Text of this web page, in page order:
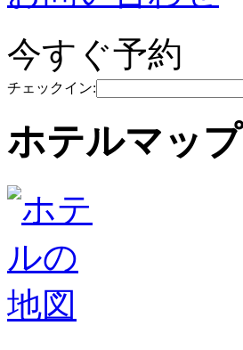
今すぐ予約
チェックイン:
ホテルマップ